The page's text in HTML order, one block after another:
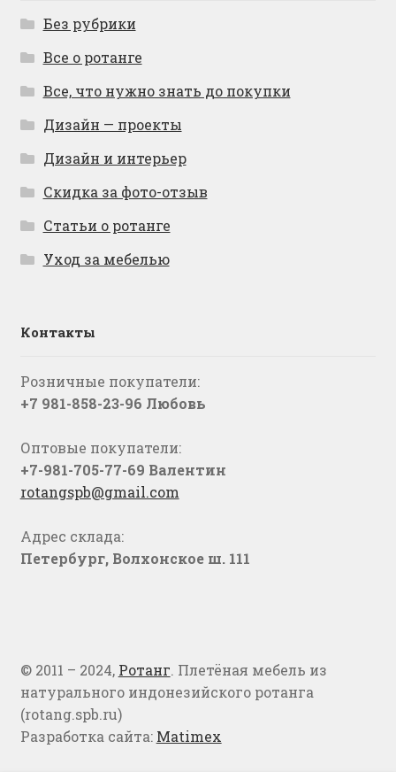
Без рубрики
Все о ротанге
Все, что нужно знать до покупки
Дизайн — проекты
Дизайн и интерьер
Скидка за фото-отзыв
Статьи о ротанге
Уход за мебелью
Контакты
Розничные покупатели:
+7 981-858-23-96 Любовь
Оптовые покупатели:
+7-981-705-77-69 Валентин
rotangspb@gmail.com
Адрес склада:
Петербург, Волхонское ш. 111
© 2011 – 2024, Ротанг. Плетёная мебель из
натурального индонезийского ротанга
(rotang.spb.ru)
Разработка сайта: Matimex